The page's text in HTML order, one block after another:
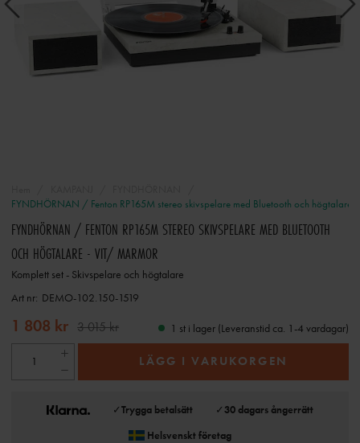
FYNDHÖRNAN / Fenton RP165M stereo skivspelare med Bluetooth och högtalare
FYNDHÖRNAN / FENTON RP165M STEREO SKIVSPELARE MED BLUETOOTH
OCH HÖGTALARE - VIT/ MARMOR
Komplett set - Skivspelare och högtalare
Art nr: DEMO-102.150-1519
1 808 kr 3 015 kr 1 st i lager (Leveranstid ca. 1-4 vardagar)
LÄGG I VARUKORGEN
✓Trygga betalsätt ✓30 dagars ångerrätt
Helsvenskt företag